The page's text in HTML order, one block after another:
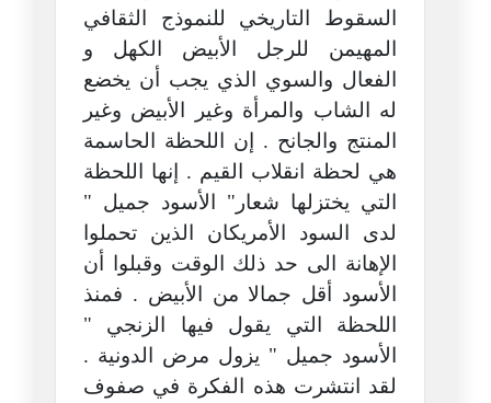
السقوط التاريخي للنموذج الثقافي
المهيمن للرجل الأبيض الكهل و
الفعال والسوي الذي يجب أن يخضع
له الشاب والمرأة وغير الأبيض وغير
المنتج والجانح . إن اللحظة الحاسمة
هي لحظة انقلاب القيم . إنها اللحظة
التي يختزلها شعار" الأسود جميل "
لدى السود الأمريكان الذين تحملوا
الإهانة الى حد ذلك الوقت وقبلوا أن
الأسود أقل جمالا من الأبيض . فمنذ
اللحظة التي يقول فيها الزنجي "
الأسود جميل " يزول مرض الدونية .
لقد انتشرت هذه الفكرة في صفوف